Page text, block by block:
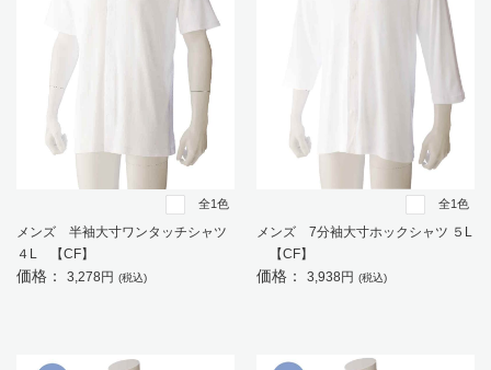
全1色
メンズ 半袖大寸ワンタッチシャツ
４L 【CF】
価格： 3,278円 (税込)
全1色
メンズ 7分袖大寸ホックシャツ ５L
【CF】
価格： 3,938円 (税込)